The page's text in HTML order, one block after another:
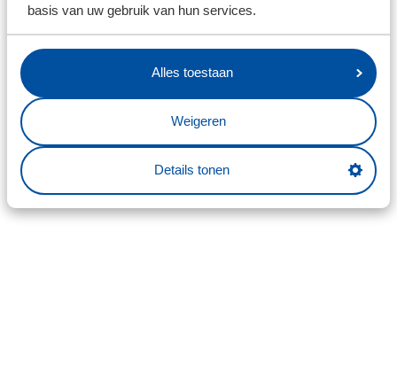
basis van uw gebruik van hun services.
Alles toestaan
Weigeren
Details tonen